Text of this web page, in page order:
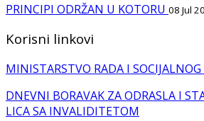
PRINCIPI ODRŽAN U KOTORU 08 Jul
Korisni linkovi
MINISTARSTVO RADA I SOCIJALNOG
DNEVNI BORAVAK ZA ODRASLA I
LICA SA INVALIDITETOM